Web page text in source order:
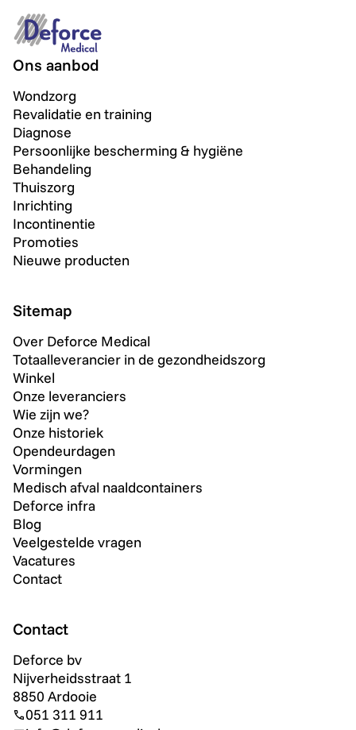
Ons aanbod
Wondzorg
Revalidatie en training
Diagnose
Persoonlijke bescherming & hygiëne
Behandeling
Thuiszorg
Inrichting
Incontinentie
Promoties
Nieuwe producten
Sitemap
Over Deforce Medical
Totaalleverancier in de gezondheidszorg
Winkel
Onze leveranciers
Wie zijn we?
Onze historiek
Opendeurdagen
Vormingen
Medisch afval naaldcontainers
Deforce infra
Blog
Veelgestelde vragen
Vacatures
Contact
Contact
Deforce bv
Nijverheidsstraat 1
8850 Ardooie
051 311 911